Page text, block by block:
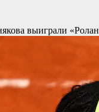
выиграли